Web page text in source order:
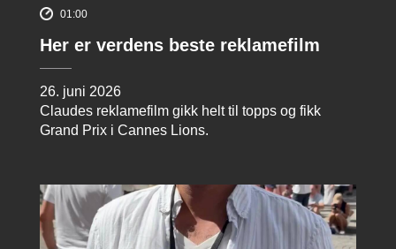
01:00
Her er verdens beste reklamefilm
26. juni 2026
Claudes reklamefilm gikk helt til topps og fikk
Grand Prix i Cannes Lions.